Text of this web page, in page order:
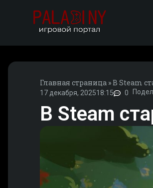
Главная страница »В Steam
17 декабря, 202518:15 0
В Steam